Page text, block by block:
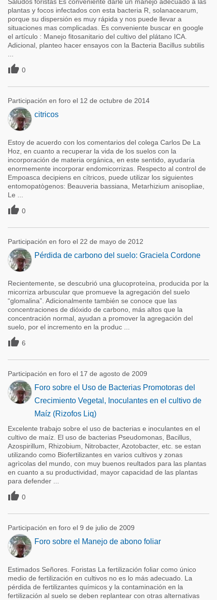
plantas y focos infectados con esta bacteria R, solanacearum,
porque su dispersión es muy rápida y nos puede llevar a
situaciones mas complicadas. Es conveniente buscar en google
el artículo : Manejo fitosanitario del cultivo del plátano ICA.
Adicional, planteo hacer ensayos con la Bacteria Bacillus subtilis
 0
Participación en foro el 12 de octubre de 2014
citricos
Estoy de acuerdo con los comentarios del colega Carlos De La
Hoz, en cuanto a recuperar la vida de los suelos con la
incorporación de materia orgánica, en este sentido, ayudaría
enormemente incorporar endomicorrizas. Respecto al control de
Empoasca decipiens en cítricos, puede utilizar los siguientes
entomopatògenos: Beauveria bassiana, Metarhizium anisopliae,
Le ...
 0
Participación en foro el 22 de mayo de 2012
Pérdida de carbono del suelo: Graciela Cordone
Recientemente, se descubrió una glucoproteína, producida por la
micorriza arbuscular que promueve la agregación del suelo
“glomalina”. Adicionalmente también se conoce que las
concentraciones de dióxido de carbono, más altos que la
concentración normal, ayudan a promover la agregación del
suelo, por el incremento en la produc ...
 6
Participación en foro el 17 de agosto de 2009
Foro sobre el Uso de Bacterias Promotoras del
Crecimiento Vegetal, Inoculantes en el cultivo de
Maíz (Rizofos Liq)
Excelente trabajo sobre el uso de bacterias e inoculantes en el
cultivo de maíz. El uso de bacterias Pseudomonas, Bacillus,
Azospirillum, Rhizobium, Nitrobacter, Azotobacter, etc. se estan
utilizando como Biofertilizantes en varios cultivos y zonas
agrìcolas del mundo, con muy buenos reultados para las plantas
en cuanto a su productividad, mayor capacidad de las plantas
para defender ...
 0
Participación en foro el 9 de julio de 2009
Foro sobre el Manejo de abono foliar
Estimados Señores. Foristas La fertilización foliar como único
medio de fertilización en cultivos no es lo más adecuado. La
pérdida de fertilizantes químicos y la contaminación en la
fertilización al suelo se deben replantear con otras alternativas